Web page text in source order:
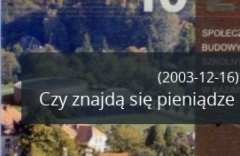
(2003-12-16)
Czy znajdą się